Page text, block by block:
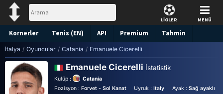
LİGLER MENÜ
Kornerler Tenis (EN) API Premium Tahmin
İtalya / Oyuncular / Catania / Emanuele Cicerelli
Emanuele Cicerelli İstatistik
Kulüp :
Catania
Pozisyon : Forvet - Sol Kanat Uyruk :Italy Ayak : Sağ ayaklı